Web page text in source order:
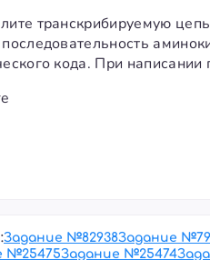
транскрибируемую
кода. При
Задание №82938Задание №
№25475Задание №25474